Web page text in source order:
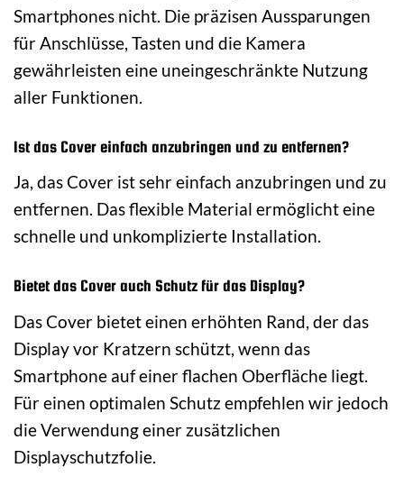
Smartphones nicht. Die präzisen Aussparungen
für Anschlüsse, Tasten und die Kamera
gewährleisten eine uneingeschränkte Nutzung
aller Funktionen.
Ist das Cover einfach anzubringen und zu entfernen?
Ja, das Cover ist sehr einfach anzubringen und zu
entfernen. Das flexible Material ermöglicht eine
schnelle und unkomplizierte Installation.
Bietet das Cover auch Schutz für das Display?
Das Cover bietet einen erhöhten Rand, der das
Display vor Kratzern schützt, wenn das
Smartphone auf einer flachen Oberfläche liegt.
Für einen optimalen Schutz empfehlen wir jedoch
die Verwendung einer zusätzlichen
Displayschutzfolie.